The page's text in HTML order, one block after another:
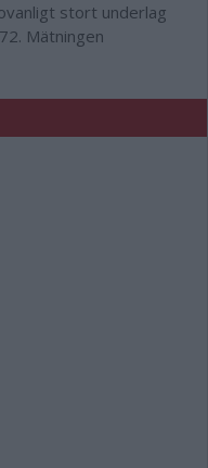
stort underlag
Mätningen